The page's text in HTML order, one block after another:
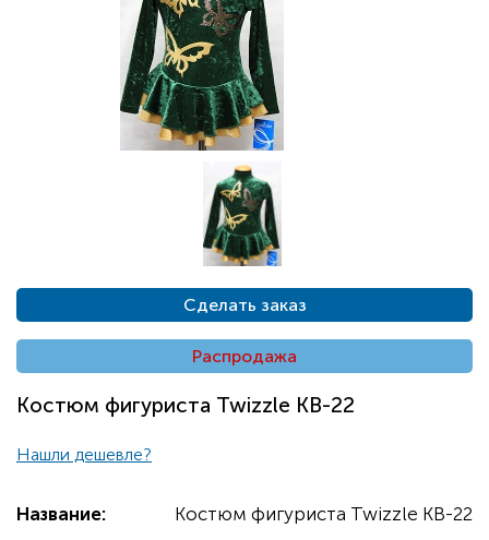
Сделать заказ
Распродажа
Костюм фигуриста Twizzle KB-22
Нашли дешевле?
Название:
Костюм фигуриста Twizzle KB-22